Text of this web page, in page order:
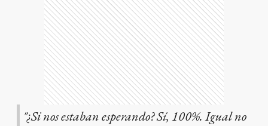
"¿Si nos estaban esperando? Sí, 100%. Igual no